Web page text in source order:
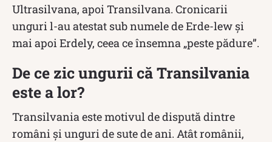
Ultrasilvana, apoi Transilvana. Cronicarii
unguri l-au atestat sub numele de Erde-lew şi
mai apoi Erdely, ceea ce însemna „peste pădure”.
De ce zic ungurii că Transilvania
este a lor?
Transilvania este motivul de dispută dintre
români și unguri de sute de ani. Atât românii,